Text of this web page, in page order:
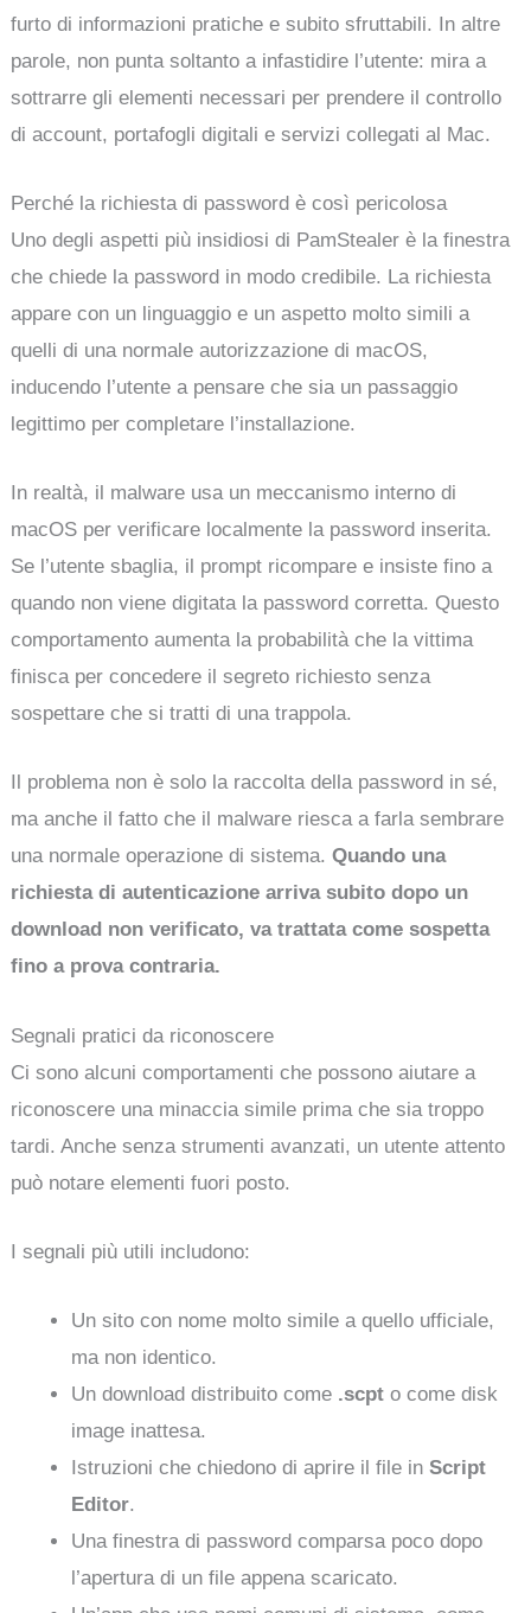
furto di informazioni pratiche e subito sfruttabili. In altre
parole, non punta soltanto a infastidire l’utente: mira a
sottrarre gli elementi necessari per prendere il controllo
di account, portafogli digitali e servizi collegati al Mac.
Perché la richiesta di password è così pericolosa
Uno degli aspetti più insidiosi di PamStealer è la finestra
che chiede la password in modo credibile. La richiesta
appare con un linguaggio e un aspetto molto simili a
quelli di una normale autorizzazione di macOS,
inducendo l’utente a pensare che sia un passaggio
legittimo per completare l’installazione.
In realtà, il malware usa un meccanismo interno di
macOS per verificare localmente la password inserita.
Se l’utente sbaglia, il prompt ricompare e insiste fino a
quando non viene digitata la password corretta. Questo
comportamento aumenta la probabilità che la vittima
finisca per concedere il segreto richiesto senza
sospettare che si tratti di una trappola.
Il problema non è solo la raccolta della password in sé,
ma anche il fatto che il malware riesca a farla sembrare
una normale operazione di sistema.Quando una
richiesta di autenticazione arriva subito dopo un
download non verificato, va trattata come sospetta
fino a prova contraria.
Segnali pratici da riconoscere
Ci sono alcuni comportamenti che possono aiutare a
riconoscere una minaccia simile prima che sia troppo
tardi. Anche senza strumenti avanzati, un utente attento
può notare elementi fuori posto.
I segnali più utili includono:
Un sito con nome molto simile a quello ufficiale,
ma non identico.
Un download distribuito come .scpt o come disk
image inattesa.
Istruzioni che chiedono di aprire il file inScript
Editor.
Una finestra di password comparsa poco dopo
l’apertura di un file appena scaricato.